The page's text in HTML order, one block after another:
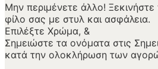
Μην περιμένετε άλλο!
φίλο σας με στυλ και ασφάλεια.
Επιλέξτε Χρώμα, &
Σημειώστε τα ονόματα στις
κατά την ολοκλήρωση των